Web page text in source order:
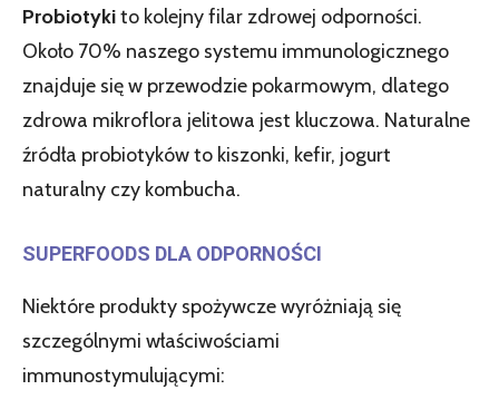
Probiotykito kolejny filar zdrowej odporności.
Około 70% naszego systemu immunologicznego
znajduje się w przewodzie pokarmowym, dlatego
zdrowa mikroflora jelitowa jest kluczowa. Naturalne
źródła probiotyków to kiszonki, kefir, jogurt
naturalny czy kombucha.
SUPERFOODS DLA ODPORNOŚCI
Niektóre produkty spożywcze wyróżniają się
szczególnymi właściwościami
immunostymulującymi: